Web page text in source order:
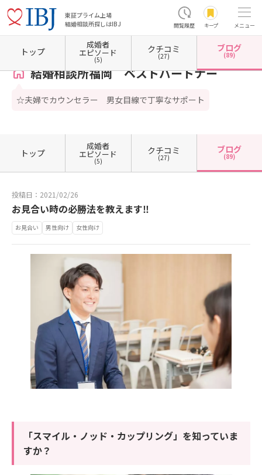
東証プライム上場
結婚相談所探しはIBJ
閲覧履歴 キープ メニュー
ホーム 福岡県の結婚相談所 福岡県福岡市 福岡県福岡市博多区 結婚相談所福岡 ベ
結婚相談所福岡 ベストパートナー
☆夫婦でカウンセラー 男女目線で丁寧なサポート
トップ
成婚者
エピソード
(5)
クチコミ
(27)
ブログ
(89)
トップ
成婚者
エピソード
(5)
クチコミ
(27)
ブログ
(89)
投稿日：2021/02/26
お見合い時の必勝法を教えます‼
お見合い 男性向け 女性向け
「スマイル・ノッド・カップリング」を知っていま
すか？